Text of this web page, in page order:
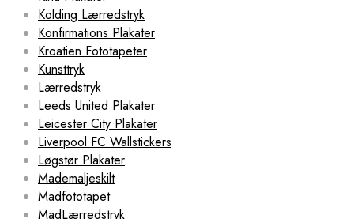
Kolding Lærredstryk
Konfirmations Plakater
Kroatien Fototapeter
Kunsttryk
Lærredstryk
Leeds United Plakater
Leicester City Plakater
Liverpool FC Wallstickers
Løgstør Plakater
Mademaljeskilt
Madfototapet
MadLærredstryk